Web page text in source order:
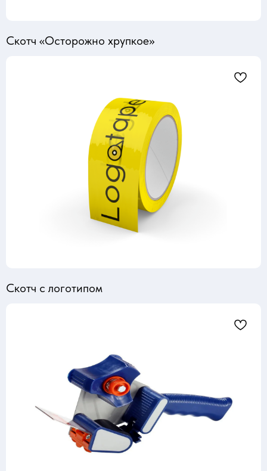
Скотч «Осторожно хрупкое»
Скотч с логотипом